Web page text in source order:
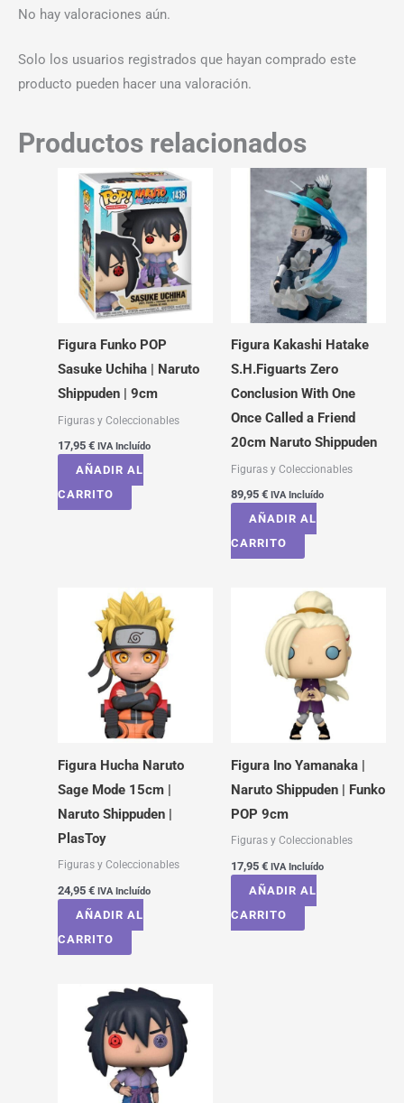
No hay valoraciones aún.
Solo los usuarios registrados que hayan comprado este
producto pueden hacer una valoración.
Productos relacionados
Figura Funko POP
Sasuke Uchiha | Naruto
Shippuden | 9cm
Figuras y Coleccionables
17,95 € IVA Incluído
AÑADIR AL
CARRITO
Figura Kakashi Hatake
S.H.Figuarts Zero
Conclusion With One
Once Called a Friend
20cm Naruto Shippuden
Figuras y Coleccionables
89,95 € IVA Incluído
AÑADIR AL
CARRITO
Figura Hucha Naruto
Sage Mode 15cm |
Naruto Shippuden |
PlasToy
Figuras y Coleccionables
24,95 € IVA Incluído
AÑADIR AL
CARRITO
Figura Ino Yamanaka |
Naruto Shippuden | Funko
POP 9cm
Figuras y Coleccionables
17,95 € IVA Incluído
AÑADIR AL
CARRITO